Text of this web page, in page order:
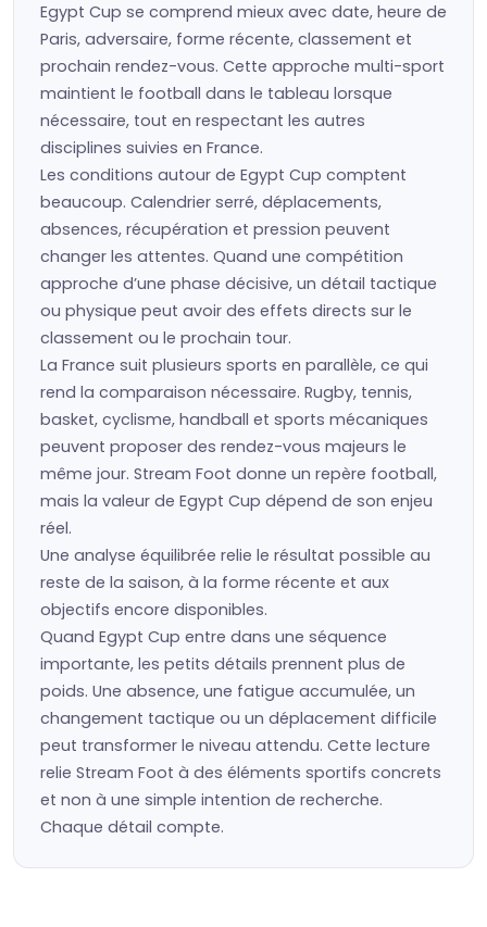
Egypt Cup se comprend mieux avec date, heure de
Paris, adversaire, forme récente, classement et
prochain rendez-vous. Cette approche multi-sport
maintient le football dans le tableau lorsque
nécessaire, tout en respectant les autres
disciplines suivies en France.
Les conditions autour de Egypt Cup comptent
beaucoup. Calendrier serré, déplacements,
absences, récupération et pression peuvent
changer les attentes. Quand une compétition
approche d’une phase décisive, un détail tactique
ou physique peut avoir des effets directs sur le
classement ou le prochain tour.
La France suit plusieurs sports en parallèle, ce qui
rend la comparaison nécessaire. Rugby, tennis,
basket, cyclisme, handball et sports mécaniques
peuvent proposer des rendez-vous majeurs le
même jour. Stream Foot donne un repère football,
mais la valeur de Egypt Cup dépend de son enjeu
réel.
Une analyse équilibrée relie le résultat possible au
reste de la saison, à la forme récente et aux
objectifs encore disponibles.
Quand Egypt Cup entre dans une séquence
importante, les petits détails prennent plus de
poids. Une absence, une fatigue accumulée, un
changement tactique ou un déplacement difficile
peut transformer le niveau attendu. Cette lecture
relie Stream Foot à des éléments sportifs concrets
et non à une simple intention de recherche.
Chaque détail compte.